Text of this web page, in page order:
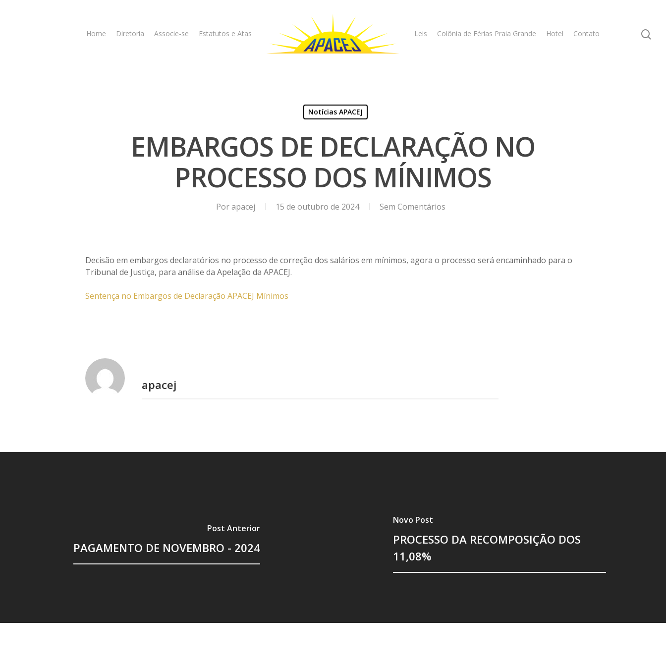
Home Diretoria Associe-se Estatutos e Atas Leis Colônia de Férias Praia Grande Hotel Contato
Notícias APACEJ
EMBARGOS DE DECLARAÇÃO NO
PROCESSO DOS MÍNIMOS
Porapacej 15 de outubro de 2024 Sem Comentários
Decisão em embargos declaratórios no processo de correção dos salários em mínimos, agora o processo será encaminhado para o
Tribunal de Justiça, para análise da Apelação da APACEJ.
Sentença no Embargos de Declaração APACEJ Mínimos
apacej
Post Anterior
PAGAMENTO DE NOVEMBRO - 2024
Novo Post
PROCESSO DA RECOMPOSIÇÃO DOS
11,08%